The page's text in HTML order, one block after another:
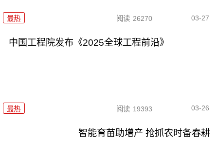
最热 阅读 26270 03-27
中国工程院发布《2025全球工程前沿》
最热 阅读 19393 03-26
智能育苗助增产 抢抓农时备春耕